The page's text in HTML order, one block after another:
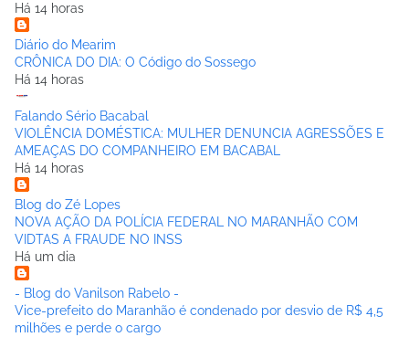
Há 14 horas
Diário do Mearim
CRÔNICA DO DIA: O Código do Sossego
Há 14 horas
Falando Sério Bacabal
VIOLÊNCIA DOMÉSTICA: MULHER DENUNCIA AGRESSÕES E
AMEAÇAS DO COMPANHEIRO EM BACABAL
Há 14 horas
Blog do Zé Lopes
NOVA AÇÃO DA POLÍCIA FEDERAL NO MARANHÃO COM
VIDTAS A FRAUDE NO INSS
Há um dia
- Blog do Vanilson Rabelo -
Vice-prefeito do Maranhão é condenado por desvio de R$ 4,5
milhões e perde o cargo